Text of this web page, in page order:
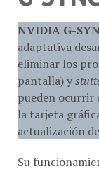
adaptativa
eliminar los
pantalla) y
pueden ocurrir
la tarjeta
actualización